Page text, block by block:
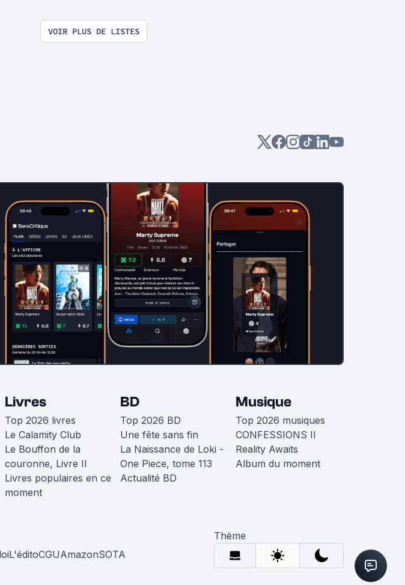
VOIR PLUS DE LISTES
Livres
Top 2026 livres
Le Calamity Club
Le Bouffon de la
couronne, Livre II
Livres populaires en ce
moment
BD
Top 2026 BD
Une fête sans fin
La Naissance de Loki -
One Piece, tome 113
Actualité BD
Musique
Top 2026 musiques
CONFESSIONS II
Reality Awaits
Album du moment
L'éditoCGUAmazonSOTA
Thème